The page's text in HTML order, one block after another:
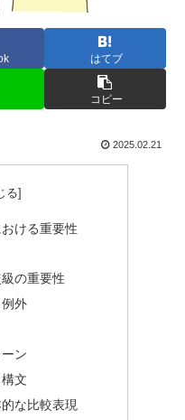
はてブ
コピー
2025.02.21
ける重要性
の重要性
外
ン
文
な比較表現